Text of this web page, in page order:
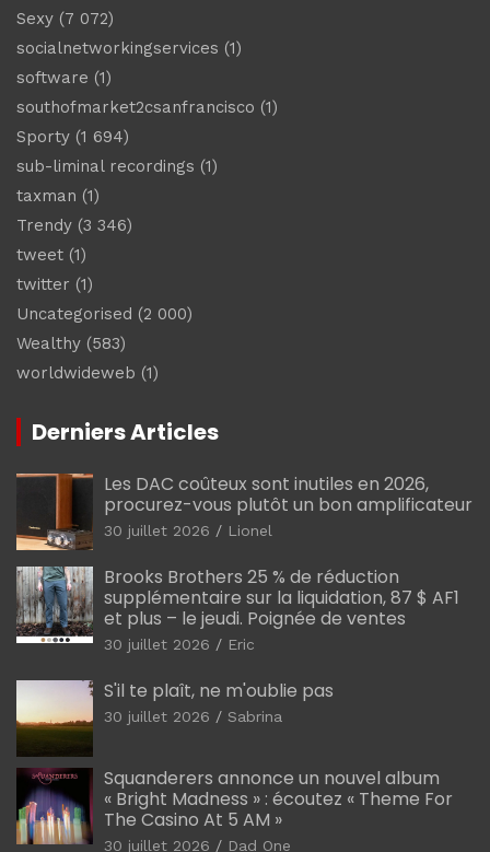
Sexy (7 072)
socialnetworkingservices (1)
software (1)
southofmarket2csanfrancisco (1)
Sporty (1 694)
sub-liminal recordings (1)
taxman (1)
Trendy (3 346)
tweet (1)
twitter (1)
Uncategorised (2 000)
Wealthy (583)
worldwideweb (1)
Derniers Articles
Les DAC coûteux sont inutiles en 2026,
procurez-vous plutôt un bon amplificateur
30 juillet 2026 Lionel
Brooks Brothers 25 % de réduction
supplémentaire sur la liquidation, 87 $ AF1
et plus – le jeudi. Poignée de ventes
30 juillet 2026 Eric
S'il te plaît, ne m'oublie pas
30 juillet 2026 Sabrina
Squanderers annonce un nouvel album
« Bright Madness » : écoutez « Theme For
The Casino At 5 AM »
30 juillet 2026 Dad One